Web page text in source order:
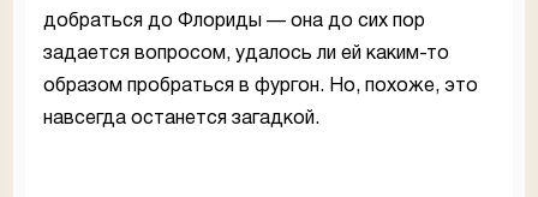
добраться до Флориды — она до сих пор
задается вопросом, удалось ли ей каким-то
образом пробраться в фургон. Но, похоже, это
навсегда останется загадкой.